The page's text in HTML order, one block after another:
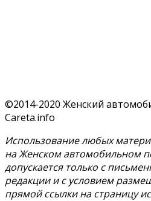
©2014-2020 Женский
Careta.info
Использование любых
на Женском автомобильном
допускается только с
редакции и с условием
прямой ссылки на страницу